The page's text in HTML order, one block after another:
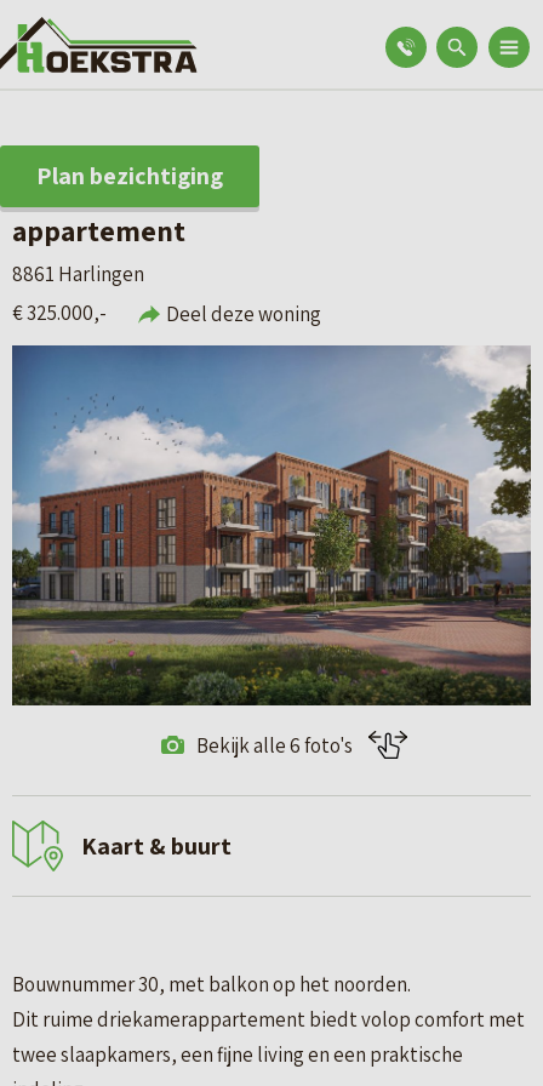
Plan bezichtiging
appartement
8861 Harlingen
€ 325.000,-
Deel deze woning
Bekijk alle 6 foto's
Kaart & buurt
Bouwnummer 30, met balkon op het noorden.
Dit ruime driekamerappartement biedt volop comfort met
twee slaapkamers, een fijne living en een praktische